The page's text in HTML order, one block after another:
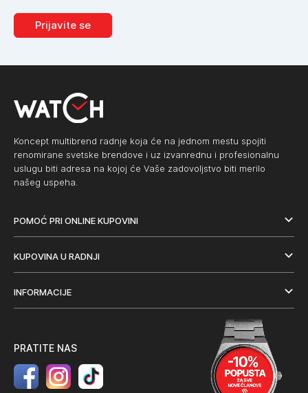
Prijavite se
Koncept multibrend radnje koja će na jednom mestu spojiti
renomirane svetske brendove i uz izvanrednu i profesionalnu
uslugu biti adresa na kojoj će Vaše zadovoljstvo biti merilo
našeg uspeha.
POMOĆ PRI ONLINE KUPOVINI
KUPOVINA U RADNJI
INFORMACIJE
PRATITE NAS